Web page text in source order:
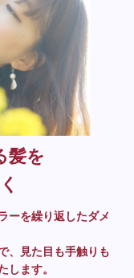
髪を
ーを繰り返したダメ
、見た目も手触りも
します。